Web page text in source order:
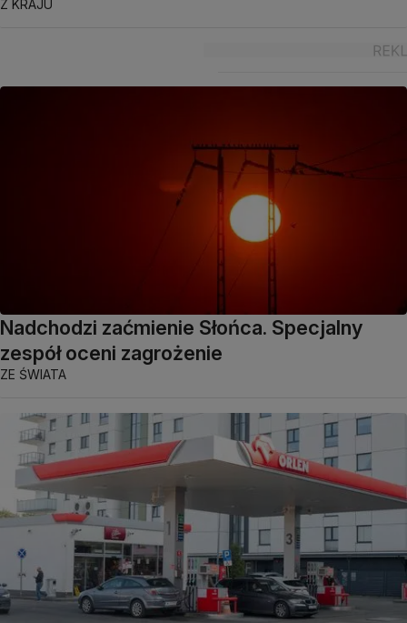
Z KRAJU
Nadchodzi zaćmienie Słońca. Specjalny
zespół oceni zagrożenie
ZE ŚWIATA